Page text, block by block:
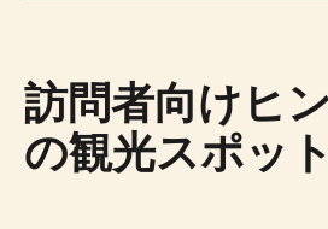
訪問者向けヒ
の観光スポット